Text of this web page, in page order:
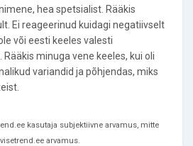
hea spetsialist. Rääkis
Ei reageerinud kuidagi negatiivselt
või eesti keeles valesti
minuga vene keeles, kui oli
variandid ja põhjendas, miks
kasutaja subjektiivne arvamus, mitte
arvamus.